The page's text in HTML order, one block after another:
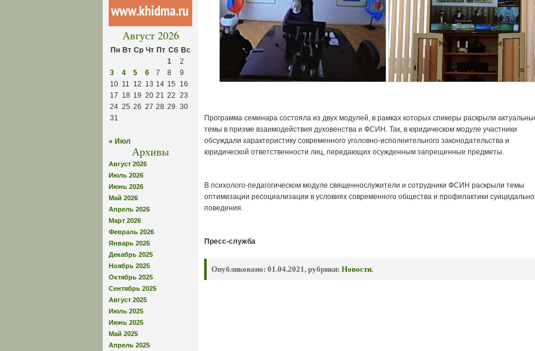
Август 2026
Пн Вт Ср Чт Пт Сб Вс
1
2
3
4 5 6 7 8
9
10 11 12 13 14 15
16
17 18 19 20 21 22 23
24 25 26 27 28 29 30
31
« Июл
Архивы
Август 2026
Июль 2026
Июнь 2026
Май 2026
Апрель 2026
Март 2026
Февраль 2026
Январь 2026
Декабрь 2025
Ноябрь 2025
Октябрь 2025
Сентябрь 2025
Август 2025
Июль 2025
Июнь 2025
Май 2025
Апрель 2025
Программа семинара состояла из двух модулей, в рамках которых спикеры раскрыли
темы в призме взаимодействия духовенства и ФСИН. Так, в юридическом модуле участники
обсуждали характеристику современного уголовно-исполнительного законодательства и
юридической ответственности лиц, передающих осужденным запрещенные предметы.
В психолого-педагогическом модуле священнослужители и сотрудники ФСИН раскрыли темы
оптимизации ресоциализации в условиях современного общества и профилактики
поведения.
Пресс-служба
Опубликовано: 01.04.2021, рубрики: Новости.